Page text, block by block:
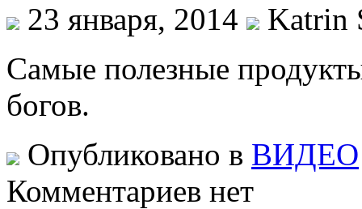
23 января, 2014
Katrin
Самые полезные
богов.
Опубликовано в ВИДЕО
Комментариев нет